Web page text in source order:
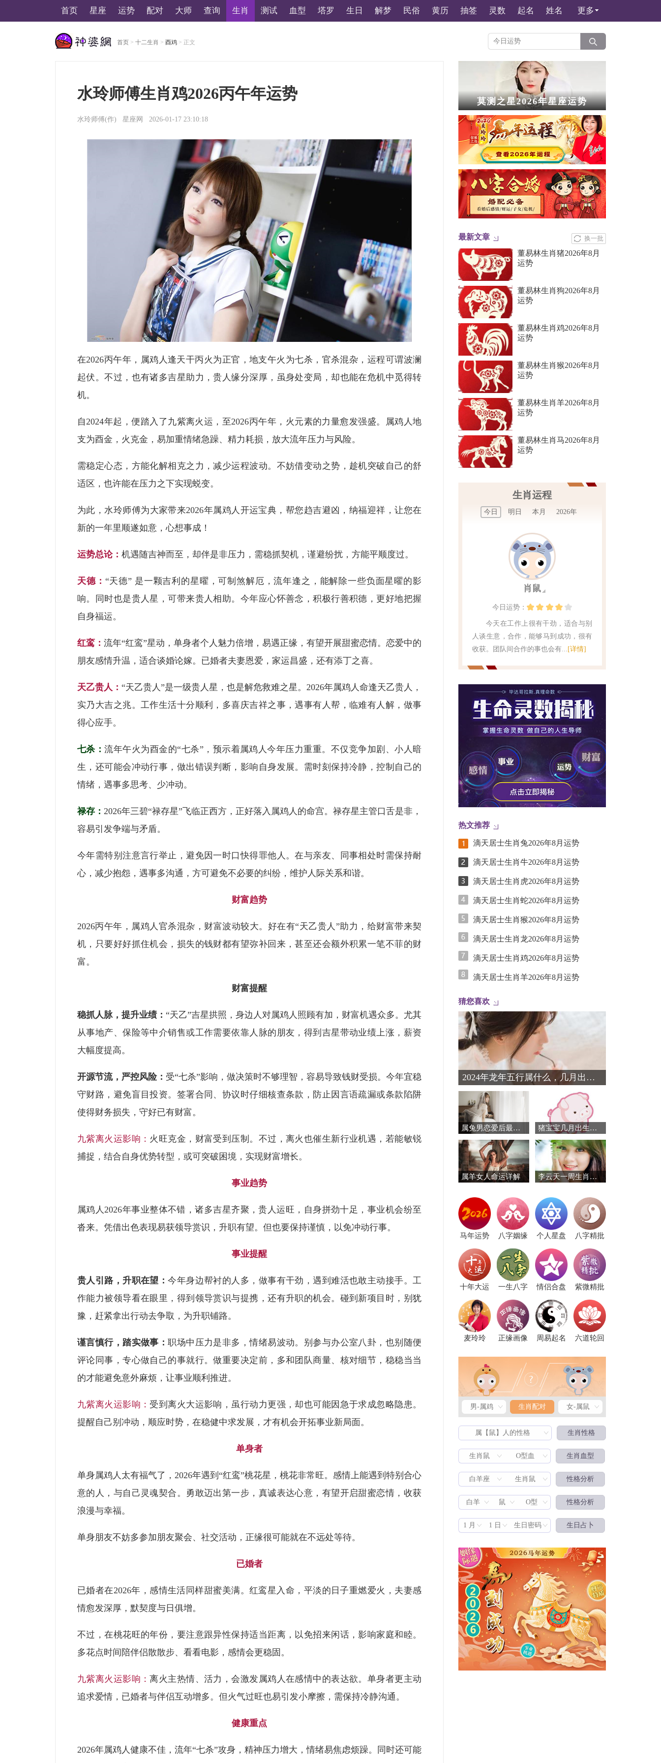
首页 星座 运势 配对 大师 查询 生肖 测试 血型 塔罗 生日 解梦 民俗 黄历 抽签 灵数 起名 姓名 更多
首页 > 十二生肖 > 酉鸡 > 正文
水玲师傅生肖鸡2026丙午年运势
水玲师傅(作) 星座网 2026-01-17 23:10:18
在2026丙午年，属鸡人逢天干丙火为正官，地支午火为七杀，官杀混杂，运程可谓波澜
起伏。不过，也有诸多吉星助力，贵人缘分深厚，虽身处变局，却也能在危机中觅得转
机。
自2024年起，便踏入了九紫离火运，至2026丙午年，火元素的力量愈发强盛。属鸡人地
支为酉金，火克金，易加重情绪急躁、精力耗损，放大流年压力与风险。
需稳定心态，方能化解相克之力，减少运程波动。不妨借变动之势，趁机突破自己的舒
适区，也许能在压力之下实现蜕变。
为此，水玲师傅为大家带来2026年属鸡人开运宝典，帮您趋吉避凶，纳福迎祥，让您在
新的一年里顺遂如意，心想事成！
运势总论： 机遇随吉神而至，却伴是非压力，需稳抓契机，谨避纷扰，方能平顺度过。
天德： “天德” 是一颗吉利的星曜，可制煞解厄，流年逢之，能解除一些负面星曜的影
响。同时也是贵人星，可带来贵人相助。今年应心怀善念，积极行善积德，更好地把握
自身福运。
红鸾： 流年“红鸾”星动，单身者个人魅力倍增，易遇正缘，有望开展甜蜜恋情。恋爱中的
朋友感情升温，适合谈婚论嫁。已婚者夫妻恩爱，家运昌盛，还有添丁之喜。
天乙贵人： “天乙贵人”是一级贵人星，也是解危救难之星。2026年属鸡人命逢天乙贵人，
实乃大吉之兆。工作生活十分顺利，多喜庆吉祥之事，遇事有人帮，临难有人解，做事
得心应手。
七杀：流年午火为酉金的“七杀”，预示着属鸡人今年压力重重。不仅竞争加剧、小人暗
生，还可能会冲动行事，做出错误判断，影响自身发展。需时刻保持冷静，控制自己的
情绪，遇事多思考、少冲动。
禄存： 2026年三碧“禄存星”飞临正西方，正好落入属鸡人的命宫。禄存星主管口舌是非，
容易引发争端与矛盾。
今年需特别注意言行举止，避免因一时口快得罪他人。在与亲友、同事相处时需保持耐
心，减少抱怨，遇事多沟通，方可避免不必要的纠纷，维护人际关系和谐。
财富趋势
2026丙午年，属鸡人官杀混杂，财富波动较大。好在有“天乙贵人”助力，给财富带来契
机，只要好好抓住机会，损失的钱财都有望弥补回来，甚至还会额外积累一笔不菲的财
富。
财富提醒
稳抓人脉，提升业绩： “天乙”吉星拱照，身边人对属鸡人照顾有加，财富机遇众多。尤其
从事地产、保险等中介销售或工作需要依靠人脉的朋友，得到吉星带动业绩上涨，薪资
大幅度提高。
开源节流，严控风险： 受“七杀”影响，做决策时不够理智，容易导致钱财受损。今年宜稳
守财路，避免盲目投资。签署合同、协议时仔细核查条款，防止因言语疏漏或条款陷阱
使得财务损失，守好已有财富。
九紫离火运影响： 火旺克金，财富受到压制。不过，离火也催生新行业机遇，若能敏锐
捕捉，结合自身优势转型，或可突破困境，实现财富增长。
事业趋势
属鸡人2026年事业整体不错，诸多吉星齐聚，贵人运旺，自身拼劲十足，事业机会纷至
沓来。凭借出色表现易获领导赏识，升职有望。但也要保持谨慎，以免冲动行事。
事业提醒
贵人引路，升职在望：今年身边帮衬的人多，做事有干劲，遇到难活也敢主动接手。工
作能力被领导看在眼里，得到领导赏识与提携，还有升职的机会。碰到新项目时，别犹
豫，赶紧拿出行动去争取，为升职铺路。
谨言慎行，踏实做事：职场中压力是非多，情绪易波动。别参与办公室八卦，也别随便
评论同事，专心做自己的事就行。做重要决定前，多和团队商量、核对细节，稳稳当当
的才能避免意外麻烦，让事业顺利推进。
九紫离火运影响： 受到离火大运影响，虽行动力更强，却也可能因急于求成忽略隐患。
提醒自己别冲动，顺应时势，在稳健中求发展，才有机会开拓事业新局面。
单身者
单身属鸡人太有福气了，2026年遇到“红鸾”桃花星，桃花非常旺。感情上能遇到特别合心
意的人，与自己灵魂契合。勇敢迈出第一步，真诚表达心意，有望开启甜蜜恋情，收获
浪漫与幸福。
单身朋友不妨多参加朋友聚会、社交活动，正缘很可能就在不远处等待。
已婚者
已婚者在2026年，感情生活同样甜蜜美满。红鸾星入命，平淡的日子重燃爱火，夫妻感
情愈发深厚，默契度与日俱增。
不过，在桃花旺的年份，要注意跟异性保持适当距离，以免招来闲话，影响家庭和睦。
多花点时间陪伴侣散散步、看看电影，感情会更稳固。
九紫离火运影响：离火主热情、活力，会激发属鸡人在感情中的表达欲。单身者更主动
追求爱情，已婚者与伴侣互动增多。但火气过旺也易引发小摩擦，需保持冷静沟通。
健康重点
2026年属鸡人健康不佳，流年“七杀”攻身，精神压力增大，情绪易焦虑烦躁。同时还可能
莫测之星2026年星座运势
换一批
最新文章
董易林生肖猪2026年8月
运势
董易林生肖狗2026年8月
运势
董易林生肖鸡2026年8月
运势
董易林生肖猴2026年8月
运势
董易林生肖羊2026年8月
运势
董易林生肖马2026年8月
运势
生肖运程
今日 明日 本月 2026年
肖鼠
今日 运势：
今天在工作上很有干劲，适合与别
人谈生意，合作，能够马到成功，很有
收获。团队间合作的事也会有... [详情]
热文推荐
滴天居士生肖兔2026年8月运势
滴天居士生肖牛2026年8月运势
滴天居士生肖虎2026年8月运势
滴天居士生肖蛇2026年8月运势
滴天居士生肖猴2026年8月运势
滴天居士生肖龙2026年8月运势
滴天居士生肖鸡2026年8月运势
滴天居士生肖羊2026年8月运势
猜您喜欢
2024年龙年五行属什么，几月出生最好
属兔男恋爱后最反感什么？别作！ 猪宝宝几月出生好，2019年猪宝宝几月出生最好
属羊女人命运详解 李云天一周生肖鼠运势（3.12-3.18）
马年运势 八字姻缘 个人星盘 八字精批
十年大运 一生八字 情侣合盘 紫微精批
麦玲玲 正缘画像 周易起名 六道轮回
生肖配对
男-属鸡 生肖配对 女-属鼠
属【鼠】人的性格 生肖性格
生肖鼠 O型血 生肖血型
白羊座 生肖鼠 性格分析
白羊 鼠 O型 性格分析
1 月 1 日 生日密码 生日占卜